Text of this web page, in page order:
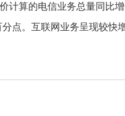
算的电信业务总量同比
点。互联网业务呈现较